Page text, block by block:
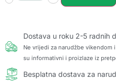
Dostava u roku 2-5 radnih
Ne vrijedi za narudžbe vikendom
su informativni i proizlaze iz
Besplatna dostava za